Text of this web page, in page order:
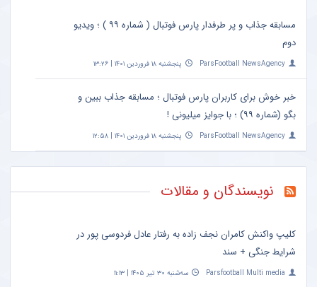
خانگی
مسابقه جذاب و پر طرفدار پارس فوتبال ( شماره ۹۹ ) ؛ ویدیو
دوم
ParsFootball NewsAgency پنجشنبه ۱۸ فروردین ۱۴۰۱ | ۱۳:۲۶
خبر خوش برای کاربران پارس فوتبال ؛ مسابقه جذاب ببین و
بگو (شماره ۹۹) ؛ با جوایز میلیونی !
ParsFootball NewsAgency پنجشنبه ۱۸ فروردین ۱۴۰۱ | ۱۲:۵۸
نویسندگان و مقالات
کلیپ واکنش کامران نجف زاده به رفتار عادل فردوسی پور در
شرایط جنگی + سند
Parsfootball Multi media سه‌شنبه ۳۰ تیر ۱۴۰۵ | ۱۱:۱۳